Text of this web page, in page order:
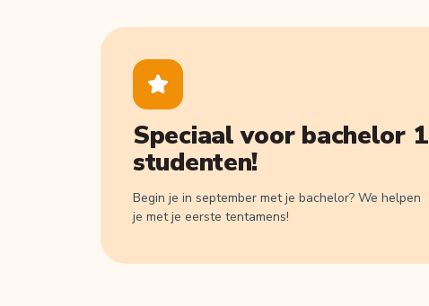
Speciaal voor bachelor 1
studenten!
Begin je in september met je bachelor? We helpen
je met je eerste tentamens!